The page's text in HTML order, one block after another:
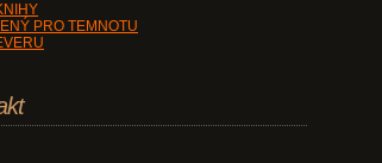
PRO TEMNOTU